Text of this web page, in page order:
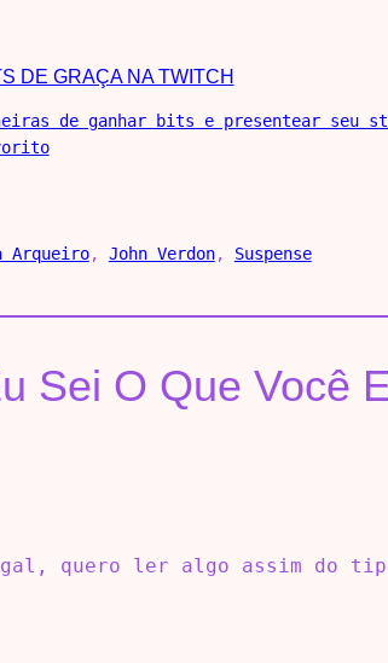
DE GRAÇA NA TWITCH
de ganhar bits e presentear seu
Arqueiro, John Verdon, Suspense
Sei O Que Você
quero ler algo assim do